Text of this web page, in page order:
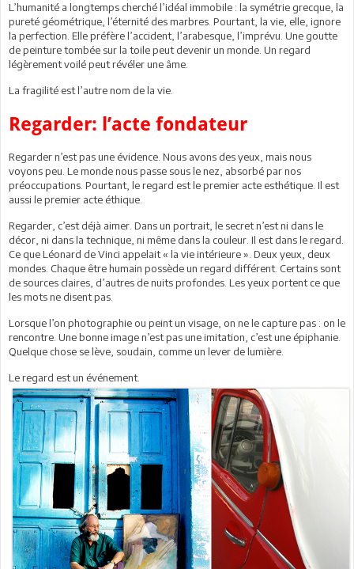
L’humanité a longtemps cherché l’idéal immobile : la symétrie grecque, la
pureté géométrique, l’éternité des marbres. Pourtant, la vie, elle, ignore
la perfection. Elle préfère l’accident, l’arabesque, l’imprévu. Une goutte
de peinture tombée sur la toile peut devenir un monde. Un regard
légèrement voilé peut révéler une âme.
La fragilité est l’autre nom de la vie.
Regarder: l’acte fondateur
Regarder n’est pas une évidence. Nous avons des yeux, mais nous
voyons peu. Le monde nous passe sous le nez, absorbé par nos
préoccupations. Pourtant, le regard est le premier acte esthétique. Il est
aussi le premier acte éthique.
Regarder, c’est déjà aimer. Dans un portrait, le secret n’est ni dans le
décor, ni dans la technique, ni même dans la couleur. Il est dans le regard.
Ce que Léonard de Vinci appelait « la vie intérieure ». Deux yeux, deux
mondes. Chaque être humain possède un regard différent. Certains sont
de sources claires, d’autres de nuits profondes. Les yeux portent ce que
les mots ne disent pas.
Lorsque l’on photographie ou peint un visage, on ne le capture pas : on le
rencontre. Une bonne image n’est pas une imitation, c’est une épiphanie.
Quelque chose se lève, soudain, comme un lever de lumière.
Le regard est un événement.